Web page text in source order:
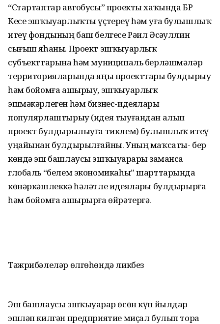
“Стартаптар автобусы” проекты хаҡында БР
Кесе эшҡыуарлыҡты үҫтереү һәм уға булышлыҡ
итеү фондының баш белгесе Рәил Әсәҙуллин
сығыш яһаны. Проект эшҡыуарлыҡ
субъекттарына һәм муниципаль берләшмәләр
территорияларында яңы проекттарҙы булдырыу
һәм бойомға ашырыу, эшҡыуарлыҡ
эшмәкәрлеген һәм бизнес-идеяларҙы
популярлаштырыу (идея тыуғандан алып
проект булдырылыуға тиклем) булышлыҡ итеү
уңайынан булдырылғайны. Уның маҡсаты- бер
көндә эш башлаусы эшҡыуарҙарҙы заманса
глобаль “белем экономикаһы” шарттарында
көнәркәшлеккә һәләтле идеяларҙы булдырырға
һәм бойомға ашырырға өйрәтергә.
Тәжрибәлеләр өлгөһөндә ликбез
Эш башлаусы эшҡыуарҙар өсөн күп йылдар
эшләп килгән предприятие миҫал булып тора